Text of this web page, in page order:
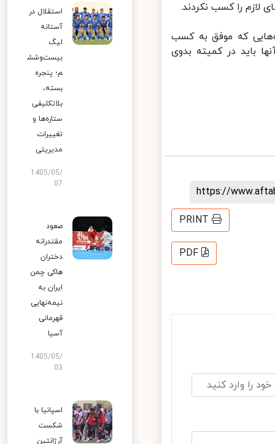
که موفق به کسب
باید در کمیته بدوی
https://
PRINT
PDF
استقلال در
آستانه
لیگ
بیست‌وشش
م؛ پنجره
بسته،
بلاتکلیفی
ستاره‌ها و
تغییرات
مدیریتی
1405/05/
07
صعود
مقتدرانه
دختران
هاکی چمن
ایران به
نیمه‌نهایی
قهرمانی
آسیا
1405/05/
03
اسپانیا با
شکست
آرژانتین